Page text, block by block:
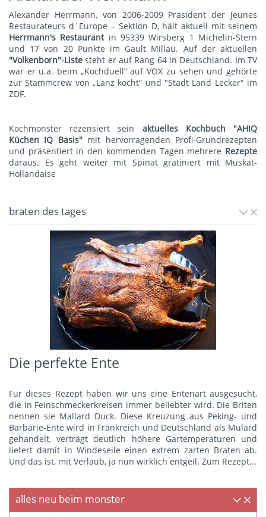
Alexander Herrmann, von 2006-2009 Präsident der Jeunes
Restaurateurs d´Europe – Sektion D, hält aktuell mit seinem
Herrmann's Restaurant in 95339 Wirsberg 1 Michelin-Stern
und 17 von 20 Punkte im Gault Millau. Auf der aktuellen
"Volkenborn"-Liste steht er auf Rang 64 in Deutschland. Im TV
war er u.a. beim „Kochduell“ auf VOX zu sehen und gehörte
zur Stammcrew von „Lanz kocht“ und "Stadt Land Lecker" im
ZDF.
Kochmonster rezensiert sein aktuelles Kochbuch "AHIQ
Küchen IQ Basis" mit hervorragenden Profi-Grundrezepten
und präsentiert in den kommenden Tagen mehrere Rezepte
daraus. Es geht weiter mit Spinat gratiniert mit Muskat-
Hollandaise
braten des tages
Die perfekte Ente
Für dieses Rezept haben wir uns eine Entenart ausgesucht,
die in Feinschmeckerkreisen immer beliebter wird. Die Briten
nennen sie Mallard Duck. Diese Kreuzung aus Peking- und
Barbarie-Ente wird in Frankreich und Deutschland als Mulard
gehandelt, verträgt deutlich höhere Gartemperaturen und
liefert damit in Windeseile einen extrem zarten Braten ab.
Und das ist, mit Verlaub, ja nun wirklich entgeil. Zum Rezept...
alles neu beim monster